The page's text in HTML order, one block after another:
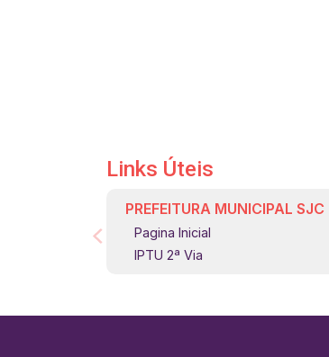
Links Úteis
PREFEITURA MUNICIPAL SJC
Pagina Inicial
IPTU 2ª Via